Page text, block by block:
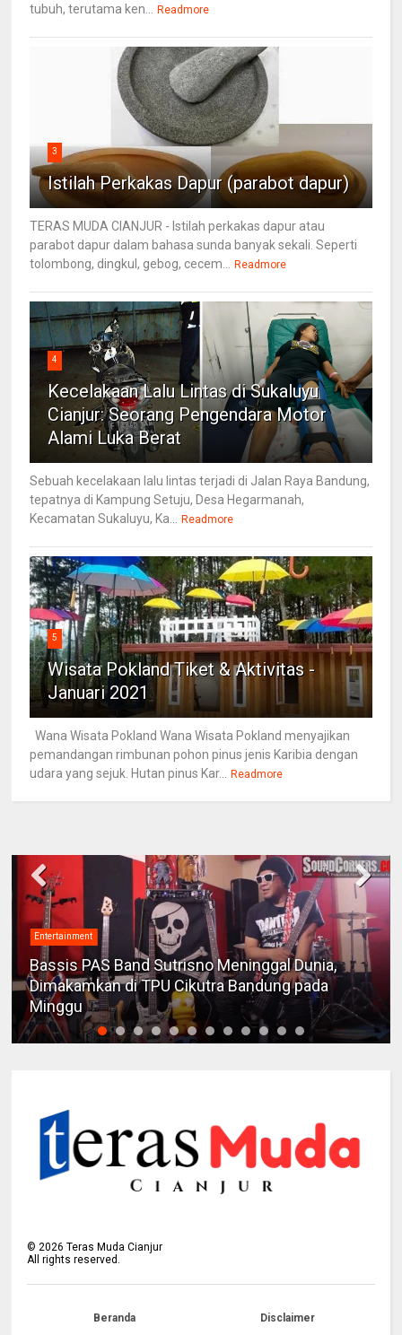
tubuh, terutama ken...
Readmore
3
Istilah Perkakas Dapur (parabot dapur)
TERAS MUDA CIANJUR - Istilah perkakas dapur atau
parabot dapur dalam bahasa sunda banyak sekali. Seperti
tolombong, dingkul, gebog, cecem...
Readmore
4
Kecelakaan Lalu Lintas di Sukaluyu
Cianjur: Seorang Pengendara Motor
Alami Luka Berat
Sebuah kecelakaan lalu lintas terjadi di Jalan Raya Bandung,
tepatnya di Kampung Setuju, Desa Hegarmanah,
Kecamatan Sukaluyu, Ka...
Readmore
5
Wisata Pokland Tiket & Aktivitas -
Januari 2021
Wana Wisata Pokland Wana Wisata Pokland menyajikan
pemandangan rimbunan pohon pinus jenis Karibia dengan
udara yang sejuk. Hutan pinus Kar...
Readmore
Entertainment
Bassis PAS Band Sutrisno Meninggal Dunia,
Dimakamkan di TPU Cikutra Bandung pada
Minggu
©2026 Teras Muda Cianjur
All rights reserved.
Beranda Disclaimer